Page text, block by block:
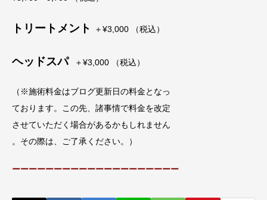
トリートメント ＋¥3,000 （税込）
ヘッドスパ ＋¥3,000 （税込）
（※施術料金はブログ更新日の料金となっ
ております。この先、諸事情で料金を改定
させていただく場合があるかもしれません
。その際は、ご了承ください。）
ーーーーーーーーーーーーーーーーーーーー